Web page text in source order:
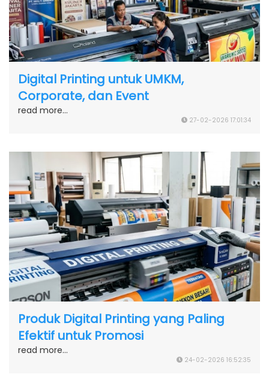
Digital Printing untuk UMKM,
Corporate, dan Event
read more...
27-02-2026 17:01:34
Produk Digital Printing yang Paling
Efektif untuk Promosi
read more...
24-02-2026 16:52:35